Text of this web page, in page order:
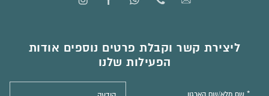
ליצירת קשר וקבלת פרטים נוספים אודות
הפעילות שלנו